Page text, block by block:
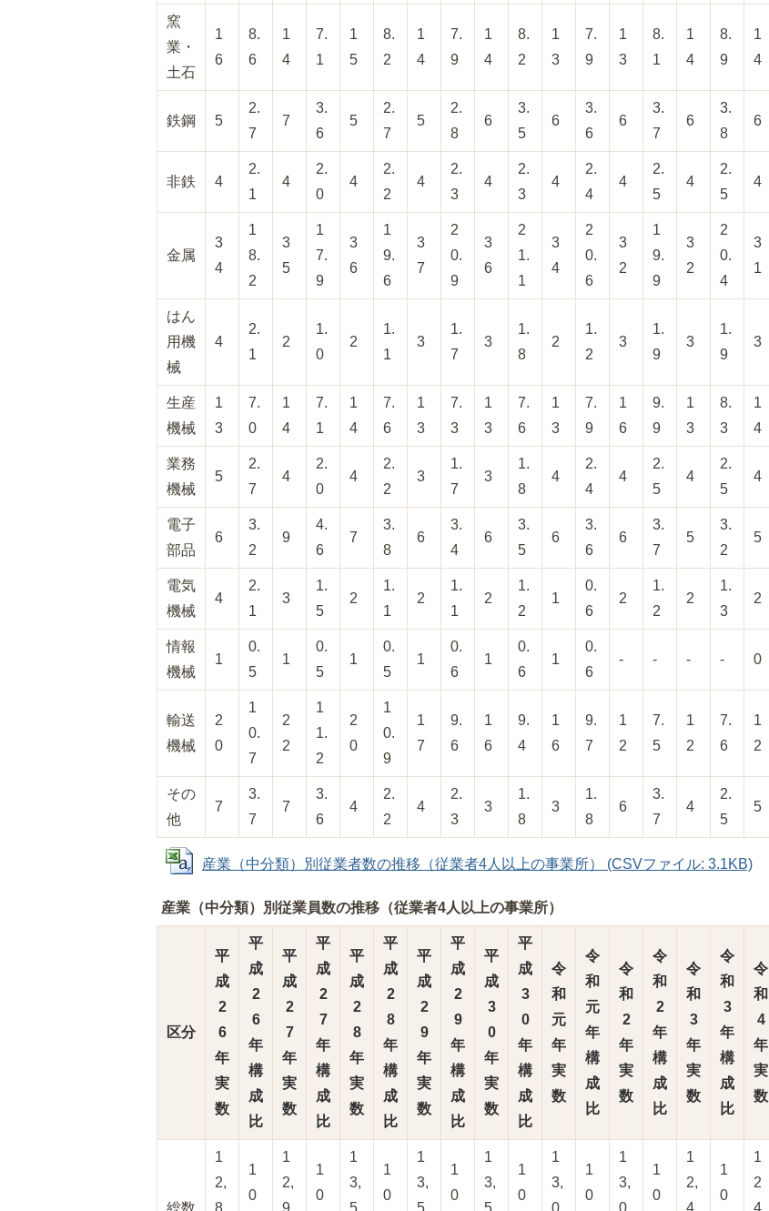
窯
業・
土石
1
6
8.
6
1
4
7.
1
1
5
8.
2
1
4
7.
9
1
4
8.
2
1
3
7.
9
1
3
8.
1
1
4
8.
9
1
4
鉄鋼 5
2.
7
7
3.
6
5
2.
7
5
2.
8
6
3.
5
6
3.
6
6
3.
7
6
3.
8
6
非鉄 4
2.
1
4
2.
0
4
2.
2
4
2.
3
4
2.
3
4
2.
4
4
2.
5
4
2.
5
4
金属
3
4
1
8.
2
3
5
1
7.
9
3
6
1
9.
6
3
7
2
0.
9
3
6
2
1.
1
3
4
2
0.
6
3
2
1
9.
9
3
2
2
0.
4
3
1
はん
用機
械
4
2.
1
2
1.
0
2
1.
1
3
1.
7
3
1.
8
2
1.
2
3
1.
9
3
1.
9
3
生産
機械
1
3
7.
0
1
4
7.
1
1
4
7.
6
1
3
7.
3
1
3
7.
6
1
3
7.
9
1
6
9.
9
1
3
8.
3
1
4
業務
機械
5
2.
7
4
2.
0
4
2.
2
3
1.
7
3
1.
8
4
2.
4
4
2.
5
4
2.
5
4
電子
部品
6
3.
2
9
4.
6
7
3.
8
6
3.
4
6
3.
5
6
3.
6
6
3.
7
5
3.
2
5
電気
機械
4
2.
1
3
1.
5
2
1.
1
2
1.
1
2
1.
2
1
0.
6
2
1.
2
2
1.
3
2
情報
機械
1
0.
5
1
0.
5
1
0.
5
1
0.
6
1
0.
6
1
0.
6
- - - - 0
輸送
機械
2
0
1
0.
7
2
2
1
1.
2
2
0
1
0.
9
1
7
9.
6
1
6
9.
4
1
6
9.
7
1
2
7.
5
1
2
7.
6
1
2
その
他
7
3.
7
7
3.
6
4
2.
2
4
2.
3
3
1.
8
3
1.
8
6
3.
7
4
2.
5
5
産業（中分類）別従業者数の推移（従業者4人以上の事業所） (CSVファイル: 3.1KB)
産業（中分類）別従業員数の推移（従業者4人以上の事業所）
区分
平
成
2
6
年
実
数
平
成
2
6
年
構
成
比
平
成
2
7
年
実
数
平
成
2
7
年
構
成
比
平
成
2
8
年
実
数
平
成
2
8
年
構
成
比
平
成
2
9
年
実
数
平
成
2
9
年
構
成
比
平
成
3
0
年
実
数
平
成
3
0
年
構
成
比
令
和
元
年
実
数
令
和
元
年
構
成
比
令
和
2
年
実
数
令
和
2
年
構
成
比
令
和
3
年
実
数
令
和
3
年
構
成
比
令
和
4
年
実
数
総数
1
2,
8
1
0
1
2,
9
1
0
1
3,
5
1
0
1
3,
5
1
0
1
3,
5
1
0
1
3,
0
1
0
1
3,
0
1
0
1
2,
4
1
0
1
2
4